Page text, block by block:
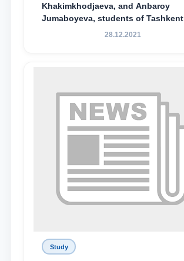
Khakimkhodjaeva, and Anbaroy
Jumaboyeva, students of Tashkent
State University of Law, along with
Special Scholarship.
28.12.2021
Study